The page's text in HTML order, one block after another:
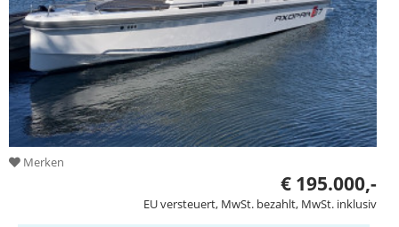
Merken
€ 195.000,-
EU versteuert, MwSt. bezahlt, MwSt. inklusiv